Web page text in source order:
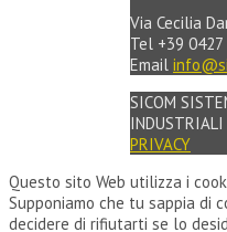
Via Cecilia
Tel +39
Email
SICOM
PRIVACY
Questo sito Web utilizza i
Supponiamo che tu sappia di
decidere di rifiutarti se lo